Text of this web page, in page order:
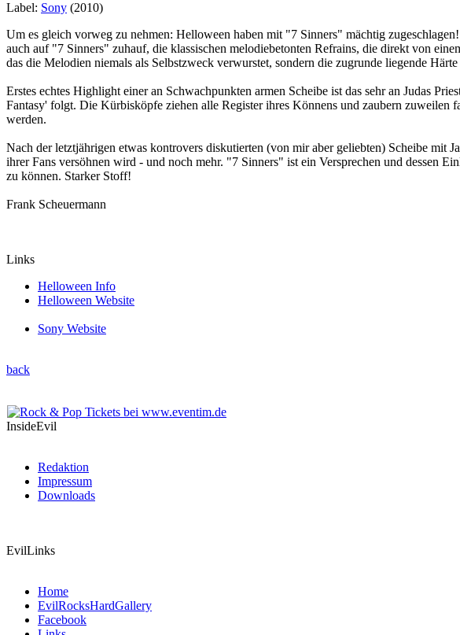
Label: Sony (2010)
Um es gleich vorweg zu nehmen: Helloween haben mit "7 Sinners" mächtig
auch auf "7 Sinners" zuhauf, die klassischen melodiebetonten Refrains, die direkt von
das die Melodien niemals als Selbstzweck verwurstet, sondern die zugrunde liegende
Erstes echtes Highlight einer an Schwachpunkten armen Scheibe ist das sehr an Judas
Fantasy' folgt. Die Kürbisköpfe ziehen alle Register ihres Könnens und zaubern
werden.
Nach der letztjährigen etwas kontrovers diskutierten (von mir aber geliebten) Scheibe mit
ihrer Fans versöhnen wird - und noch mehr. "7 Sinners" ist ein Versprechen und dessen
zu können. Starker Stoff!
Frank Scheuermann
Links
Helloween Info
Helloween Website
Sony Website
back
InsideEvil
Redaktion
Impressum
Downloads
EvilLinks
Home
EvilRocksHardGallery
Facebook